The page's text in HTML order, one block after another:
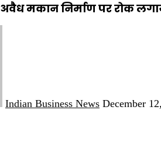
मकान निर्माण पर रोक
Indian Business News December